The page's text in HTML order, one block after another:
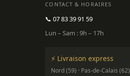
CONTACT & HORAIRES
📞 07 83 39 91 59
Lun – Sam : 9h – 17h
⚡ Livraison express
Nord (59) · Pas-de-Calais (62)